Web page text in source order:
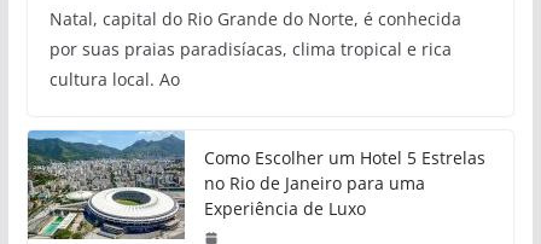
Natal, capital do Rio Grande do Norte, é conhecida
por suas praias paradisíacas, clima tropical e rica
cultura local. Ao
Como Escolher um Hotel 5 Estrelas
no Rio de Janeiro para uma
Experiência de Luxo